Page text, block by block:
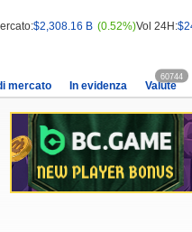
$2,308.16 B (0.52%)Vol 24H:
mercato In evidenza Valute
60744